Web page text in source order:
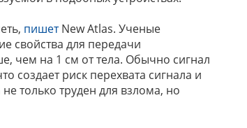
пишетNew Atlas. Ученые
свойства для передачи
чем на 1 см от тела. Обычно сигнал
создает риск перехвата сигнала и
только труден для взлома, но